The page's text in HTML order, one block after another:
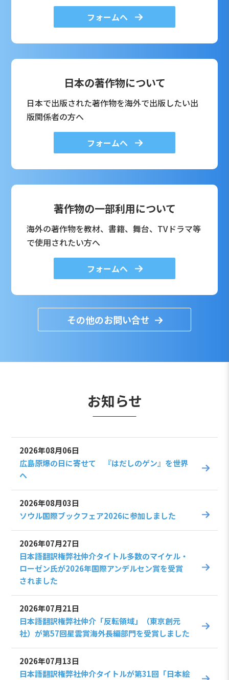
フォームへ
日本の著作物について
日本で出版された著作物を海外で出版したい出
版関係者の方へ
フォームへ
著作物の一部利用について
海外の著作物を教材、書籍、舞台、TVドラマ等
で使用されたい方へ
フォームへ
その他のお問い合せ
お知らせ
2026年08月06日
広島原爆の日に寄せて 『はだしのゲン』を世界
へ
2026年08月03日
ソウル国際ブックフェア2026に参加しました
2026年07月27日
日本語翻訳権弊社仲介タイトル多数のマイケル・
ローゼン氏が2026年国際アンデルセン賞を受賞
されました
2026年07月21日
日本語翻訳権弊社仲介「反転領域」（東京創元
社）が第57回星雲賞海外長編部門を受賞しました
2026年07月13日
日本語翻訳権弊社仲介タイトルが第31回「日本絵